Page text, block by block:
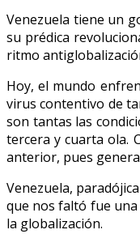
Venezuela tiene un
su prédica
ritmo
Hoy, el mundo
virus contentivo de
son tantas las
tercera y cuarta ola.
anterior, pues
Venezuela,
que nos faltó fue
la globalización.